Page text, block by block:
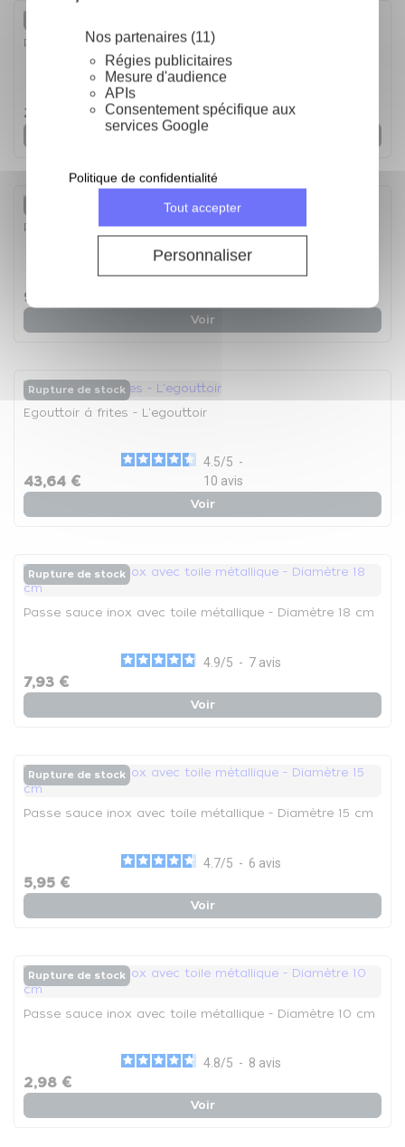
Nos partenaires (11)
Régies publicitaires
Mesure d'audience
APIs
Consentement spécifique aux
services Google
Tout accepter
Personnaliser
Politique de confidentialité
Passe sauce inox avec toile métallique - lot de 3
28,76 €
Voir
Passoire pliable Silicone
5/5-1avis
9,92 €
Voir
Rupture de stock
Egouttoir à frites - L'egouttoir
4.5/5 -
10 avis
43,64 €
Voir
Rupture de stock
Passe sauce inox avec toile métallique - Diamètre 18 cm
4.9/5 - 7 avis
7,93 €
Voir
Rupture de stock
Passe sauce inox avec toile métallique - Diamètre 15 cm
4.7/5 - 6 avis
5,95 €
Voir
Rupture de stock
Passe sauce inox avec toile métallique - Diamètre 10 cm
4.8/5 - 8 avis
2,98 €
Voir